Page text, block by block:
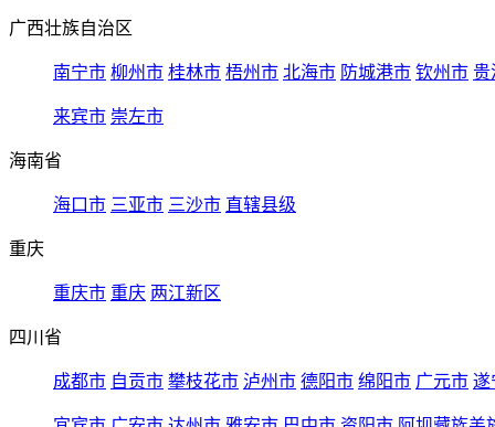
广西壮族自治区
南宁市 柳州市 桂林市 梧州市 北海市 防城港市 钦州市 贵
来宾市 崇左市
海南省
海口市 三亚市 三沙市 直辖县级
重庆
重庆市 重庆 两江新区
四川省
成都市 自贡市 攀枝花市 泸州市 德阳市 绵阳市 广元市 遂